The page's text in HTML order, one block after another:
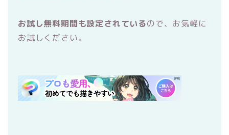
お試し無料期間も設定されているので、お気軽に
お試しください。